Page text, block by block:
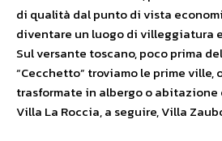
di qualità dal punto di vista
diventare un luogo di villeggiatura
Sul versante toscano, poco prima
“Cecchetto” troviamo le prime
trasformate in albergo o
Villa La Roccia, a seguire, Villa